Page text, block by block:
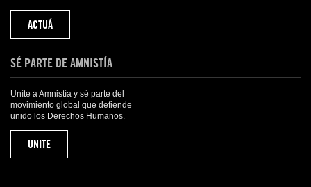
ACTUÁ
SÉ PARTE DE AMNISTÍA
Uníte a Amnistía y sé parte del
movimiento global que defiende
unido los Derechos Humanos.
UNITE